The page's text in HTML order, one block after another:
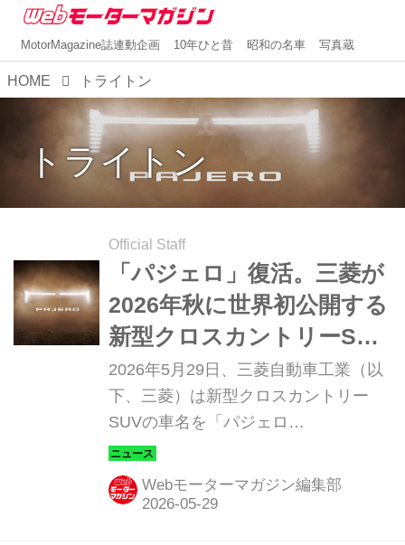
MotorMagazine誌連動企画 10年ひと昔 昭和の名車 写真蔵
HOME トライトン
トライトン
Official Staff
「パジェロ」復活。三菱が
2026年秋に世界初公開する
新型クロスカントリーSUV
の名称を公表
2026年5月29日、三菱自動車工業（以
下、三菱）は新型クロスカントリー
SUVの車名を「パジェロ
（PAJERO）」に決定し、同年秋に世
界初公開すると発表した。
Webモーターマガジン編集部